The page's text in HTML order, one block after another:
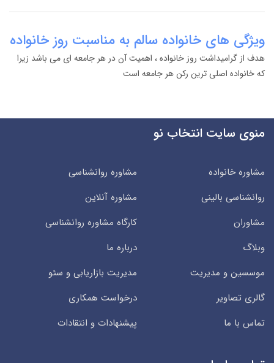
ویژگی های خانواده سالم به مناسبت روز خانواده
هدف از گرامیداشت روز خانواده ، اهمیت آن در هر جامعه ای می باشد زیرا
که خانواده اصلی ترین رکن هر جامعه است
منوی سایت انتخاب نو
مشاوره خانواده
مشاوره روانشناسی
روانشناسی بالینی
مشاوره آنلاین
مشاوران
کارگاه مشاوره روانشناسی
وبلاگ
درباره ما
موسسین و مدیریت
مدیریت بازاریابی و سئو
گالری تصاویر
درخواست همکاری
تماس با ما
پیشنهادات و انتقادات